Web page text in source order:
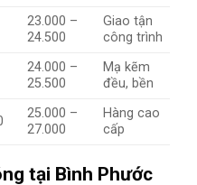
23.000 –
24.500
Giao tận
công trình
24.000 –
25.500
Mạ kẽm
đều, bền
25.000 –
27.000
Hàng cao
cấp
tại Bình Phước